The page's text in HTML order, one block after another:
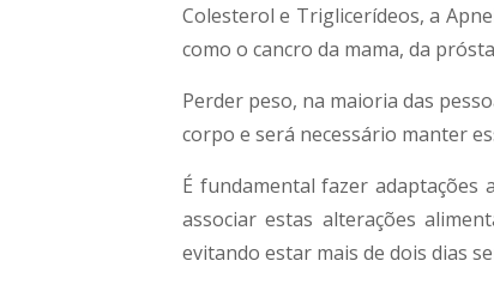
Colesterol e Triglicerídeos, a
como o cancro da mama, da
Perder peso, na maioria das
corpo e será necessário manter
É fundamental fazer adaptações
associar estas alterações
evitando estar mais de dois dias